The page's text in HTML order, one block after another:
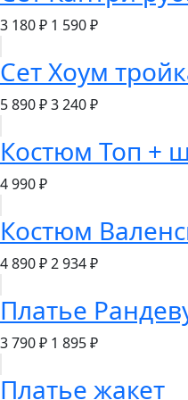
3 180 ₽ 1 590 ₽
Сет Хоум
5 890 ₽3 240 ₽
Костюм Топ +
4 990 ₽
Костюм
4 890 ₽2 934 ₽
Платье
3 790 ₽ 1 895 ₽
Платье жакет